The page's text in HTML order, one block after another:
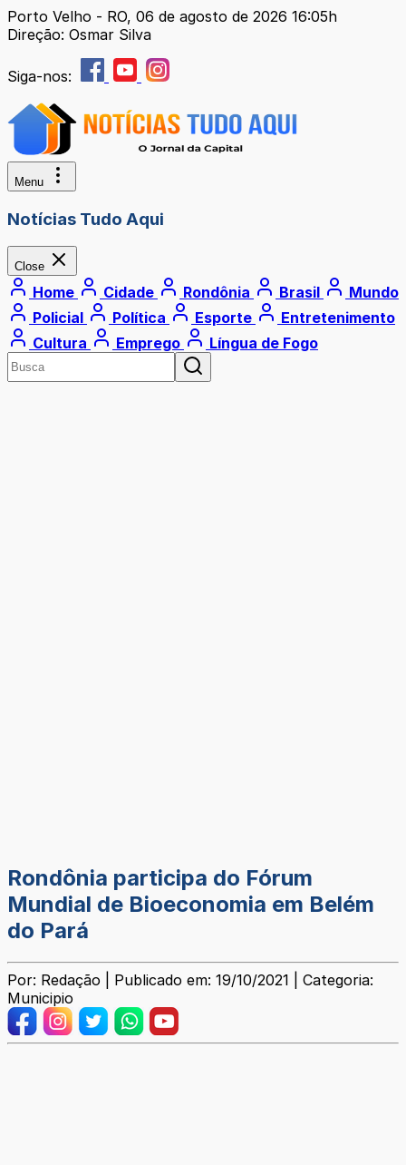
Porto Velho - RO, 06 de agosto de 2026 16:05h
Direção: Osmar Silva
Siga-nos:
Menu
Notícias Tudo Aqui
Close
Home Cidade Rondônia Brasil
Mundo
Policial
Política Esporte
Entretenimento
Cultura
Emprego Língua de Fogo
Rondônia participa do Fórum
Mundial de Bioeconomia em Belém
do Pará
Por: Redação | Publicado em: 19/10/2021 | Categoria:
Municipio